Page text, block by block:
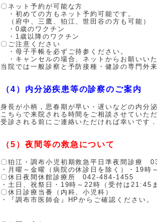
〇ネット予約が可能な方
・初めての方もネット予約可能です。
（府中、三鷹、狛江、世田谷の方も可能）
・0歳のワクチン
・1歳以降のワクチン
〇ご注意ください
・母子手帳を必ずご持参ください。
・キャンセルの場合、ネットからお願いいた
当院では一般診察と予防接種・健診の専門外
（4）内分泌疾患等の診察のご案内
身長が小柄，思春期が早い・遅いなどの内分
こちらで来院される時間をご相談させていた
受診される前にご連絡いただければ幸いです
（5）夜間等の救急について
〇狛江・調布小児初期救急平日準夜間診療
・月曜～金曜（病院の休診日を除く）・19時
〇休日夜間休館診療所 042-484-1455
・土日、祝祭日・19時～22時（受付は21:45
〇休日診療当番（内科、小児科）
・『調布市医師会』HPからご確認ください。